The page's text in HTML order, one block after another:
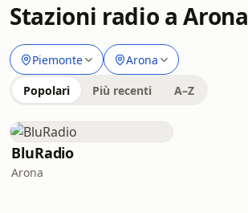
Stazioni radio a Arona
Piemonte Arona
Popolari Più recenti A–Z
BluRadio
Arona